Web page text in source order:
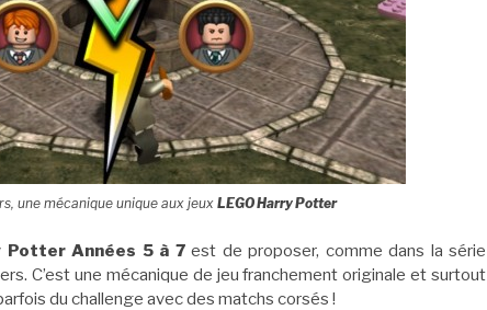
une mécanique unique aux jeux LEGO Harry Potter
Potter Années 5 à 7 est de proposer, comme dans la série
C’est une mécanique de jeu franchement originale et surtout
du challenge avec des matchs corsés !